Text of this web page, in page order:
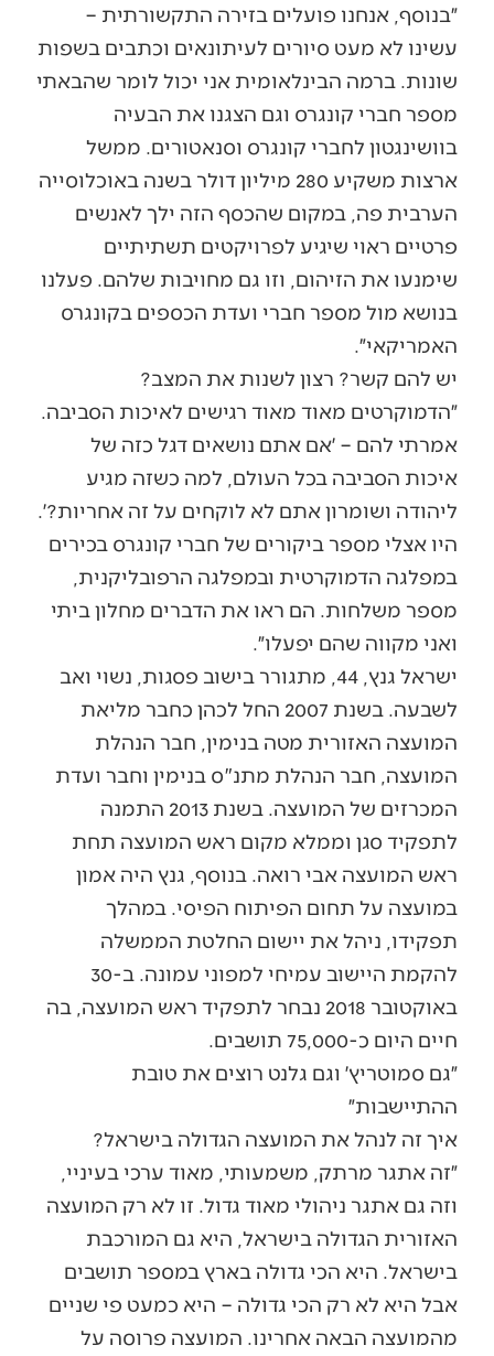
״בנוסף, אנחנו פועלים בזירה התקשורתית –
עשינו לא מעט סיורים לעיתונאים וכתבים בשפות
שונות. ברמה הבינלאומית אני יכול לומר שהבאתי
מספר חברי קונגרס וגם הצגנו את הבעיה
בוושינגטון לחברי קונגרס וסנאטורים. ממשל
ארצות משקיע 280 מיליון דולר בשנה באוכלוסייה
הערבית פה, במקום שהכסף הזה ילך לאנשים
פרטיים ראוי שיגיע לפרויקטים תשתיתיים
שימנעו את הזיהום, וזו גם מחויבות שלהם. פעלנו
בנושא מול מספר חברי ועדת הכספים בקונגרס
האמריקאי״.
יש להם קשר? רצון לשנות את המצב?
״הדמוקרטים מאוד מאוד רגישים לאיכות הסביבה.
אמרתי להם – ׳אם אתם נושאים דגל כזה של
איכות הסביבה בכל העולם, למה כשזה מגיע
ליהודה ושומרון אתם לא לוקחים על זה אחריות?׳.
היו אצלי מספר ביקורים של חברי קונגרס בכירים
במפלגה הדמוקרטית ובמפלגה הרפובליקנית,
מספר משלחות. הם ראו את הדברים מחלון ביתי
ואני מקווה שהם יפעלו״.
ישראל גנץ, 44, מתגורר בישוב פסגות, נשוי ואב
לשבעה. בשנת 2007 החל לכהן כחבר מליאת
המועצה האזורית מטה בנימין, חבר הנהלת
המועצה, חבר הנהלת מתנ"ס בנימין וחבר ועדת
המכרזים של המועצה. בשנת 2013 התמנה
לתפקיד סגן וממלא מקום ראש המועצה תחת
ראש המועצה אבי רואה. בנוסף, גנץ היה אמון
במועצה על תחום הפיתוח הפיסי. במהלך
תפקידו, ניהל את יישום החלטת הממשלה
להקמת היישוב עמיחי למפוני עמונה. ב-30
באוקטובר 2018 נבחר לתפקיד ראש המועצה, בה
חיים היום כ-75,000 תושבים.
״גם סמוטריץ׳ וגם גלנט רוצים את טובת
ההתיישבות״
איך זה לנהל את המועצה הגדולה בישראל?
״זה אתגר מרתק, משמעותי, מאוד ערכי בעיניי,
וזה גם אתגר ניהולי מאוד גדול. זו לא רק המועצה
האזורית הגדולה בישראל, היא גם המורכבת
בישראל. היא הכי גדולה בארץ במספר תושבים
אבל היא לא רק הכי גדולה – היא כמעט פי שניים
מהמועצה הבאה אחרינו. המועצה פרוסה על